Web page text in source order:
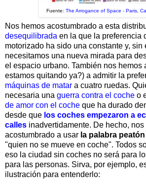
Fuente: The Arrogance of Space - Paris,
Nos hemos acostumbrado a esta
desequilibrada en la que la preferencia
motorizado ha sido una constante y, sin
necesitamos una nueva mirada para
el espacio urbano. También nos hemos
estamos quitando ya?) a admitir la
máquinas de matar a cuatro ruedas.
necesaria una guerra contra el coche o
de amor con el coche que ha durado
desde que los coches empezaron a
calles inadvertidamente. De hecho, nos
acostumbrado a usar la palabra peatón
"quien no se mueve en coche". Todos
eso la ciudad sin coches no será para
para las personas. Sirva, por ejemplo,
ilustración para entenderlo: